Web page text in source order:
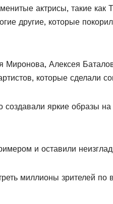
актрисы, такие
другие, которые
Миронова, Алексея
которые сделали
создавали яркие образы
и оставили
миллионы зрителей по